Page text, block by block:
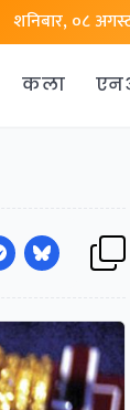
शनिबार, ०८
कला